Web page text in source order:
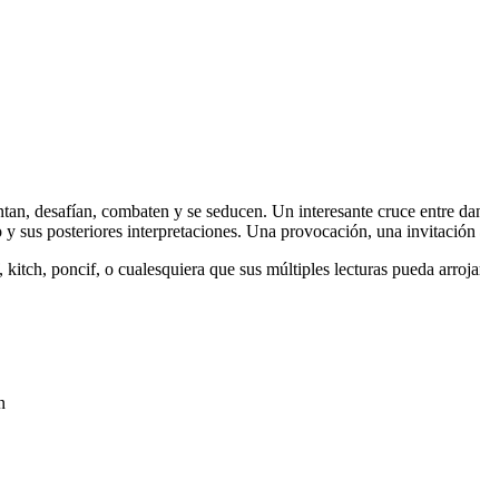
desafían, combaten y se seducen. Un interesante cruce entre
sus posteriores interpretaciones. Una provocación, una
poncif, o cualesquiera que sus múltiples lecturas pueda